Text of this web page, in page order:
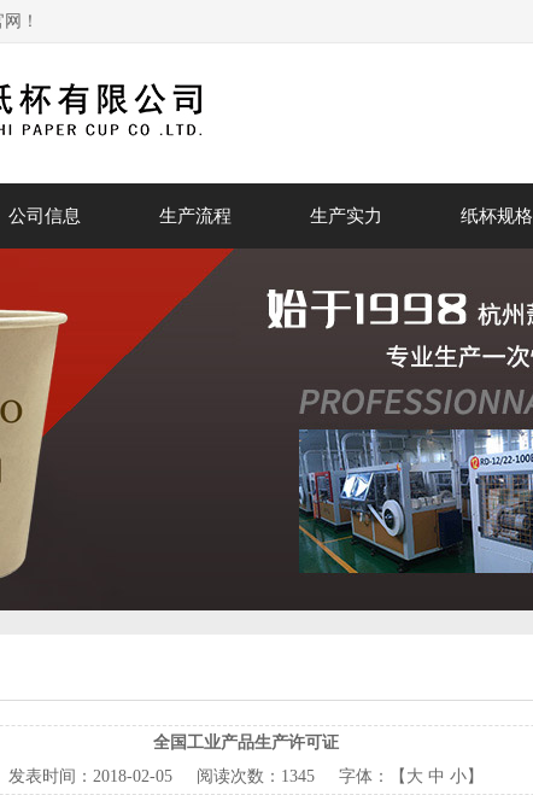
！
公司信息 生产流程 生产实力 纸杯规格
全国工业产品生产许可证
发表时间： 2018-02-05 阅读次数： 1345 字体：【 大 中 小】